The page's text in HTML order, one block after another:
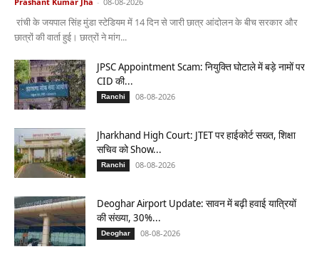
रांची के जयपाल सिंह मुंडा स्टेडियम में 14 दिन से जारी छात्र आंदोलन के बीच सरकार और
छात्रों की वार्ता हुई। छात्रों ने मांग...
JPSC Appointment Scam: नियुक्ति घोटाले में बड़े नामों पर
CID की...
Ranchi 08-08-2026
Jharkhand High Court: JTET पर हाईकोर्ट सख्त, शिक्षा
सचिव को Show...
Ranchi 08-08-2026
Deoghar Airport Update: सावन में बढ़ी हवाई यात्रियों
की संख्या, 30%...
Deoghar 08-08-2026